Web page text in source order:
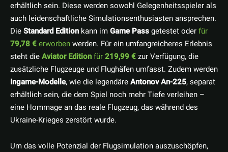
erhältlich sein. Diese werden sowohl Gelegenheitsspieler als
auch leidenschaftliche Simulationsenthusiasten ansprechen.
DieStandard Edition kann imGame Passgetestet oderfür
79,78 €erworbenwerden. Für ein umfangreicheres Erlebnis
steht dieAviator Editionfür219,99 €zur Verfügung, die
zusätzliche Flugzeuge und Flughäfen umfasst. Zudem werden
Ingame-Modelle, wie die legendäreAntonov An-225, separat
erhältlich sein, die dem Spiel noch mehr Tiefe verleihen –
eine Hommage an das reale Flugzeug, das während des
Ukraine-Krieges zerstört wurde.
Um das volle Potenzial der Flugsimulation auszuschöpfen,